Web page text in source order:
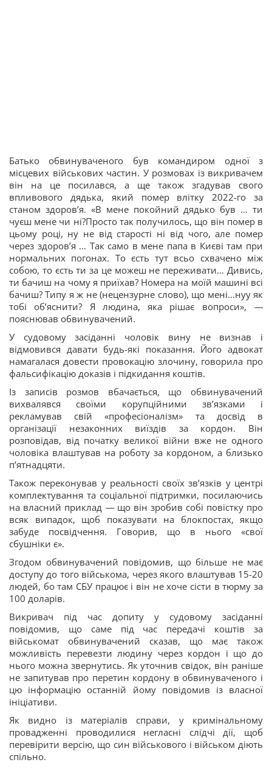
Батько обвинуваченого був командиром одної з
місцевих військових частин. У розмовах із викривачем
він на це посилався, а ще також згадував свого
впливового дядька, який помер влітку 2022-го за
станом здоровʼя. «В мене покойний дядько був … ти
чуєш мене чи ні?Просто так получилось, що він помер в
цьому році, ну не від старості ні від чого, але помер
через здоровʼя … Так само в мене папа в Києві там при
нормальних погонах. То єсть тут всьо схвачено між
собою, то єсть ти за це можеш не переживати… Дивись,
ти бачиш на чому я приїхав? Номера на моїй машині всі
бачиш? Типу я ж не (нецензурне слово), що мені…нуу як
тобі обʼяснити? Я людина, яка рішає вопроси», —
пояснював обвинувачений.
У судовому засіданні чоловік вину не визнав і
відмовився давати будь-які показання. Його адвокат
намагалася довести провокацію злочину, говорила про
фальсифікацію доказів і підкидання коштів.
Із записів розмов вбачається, що обвинувачений
вихвалявся своїми корупційними звʼязками і
рекламував свій «професіоналізм» та досвід в
організації незаконних виїздів за кордон. Він
розповідав, від початку великої війни вже не одного
чоловіка влаштував на роботу за кордоном, а близько
пʼятнадцяти.
Також переконував у реальності своїх звʼязків у центрі
комплектування та соціальної підтримки, посилаючись
на власний приклад —що він зробив собі повістку про
всяк випадок, щоб показувати на блокпостах, якщо
забуде посвідчення. Говорив, що в нього «свої
сбушніки є».
Згодом обвинувачений повідомив, що більше не має
доступу до того військома, через якого влаштував 15-20
людей, бо там СБУ працює і він не хоче сісти в тюрму за
100 доларів.
Викривач під час допиту у судовому засіданні
повідомив, що саме під час передачі коштів за
військомат обвинувачений сказав, що має також
можливість перевезти людину через кордон і що до
нього можна звернутись. Як уточнив свідок, він раніше
не запитував про перетин кордону в обвинуваченого і
цю інформацію останній йому повідомив із власної
ініціативи.
Як видно із матеріалів справи, у кримінальному
провадженні проводилися негласні слідчі дії, щоб
перевірити версію, що син військового і військом діють
спільно.